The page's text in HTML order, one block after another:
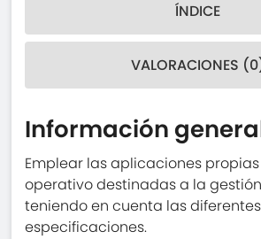
ÍNDICE
VALORACIONES
Información
Emplear las aplicaciones
operativo destinadas a la
teniendo en cuenta las diferentes
especificaciones.